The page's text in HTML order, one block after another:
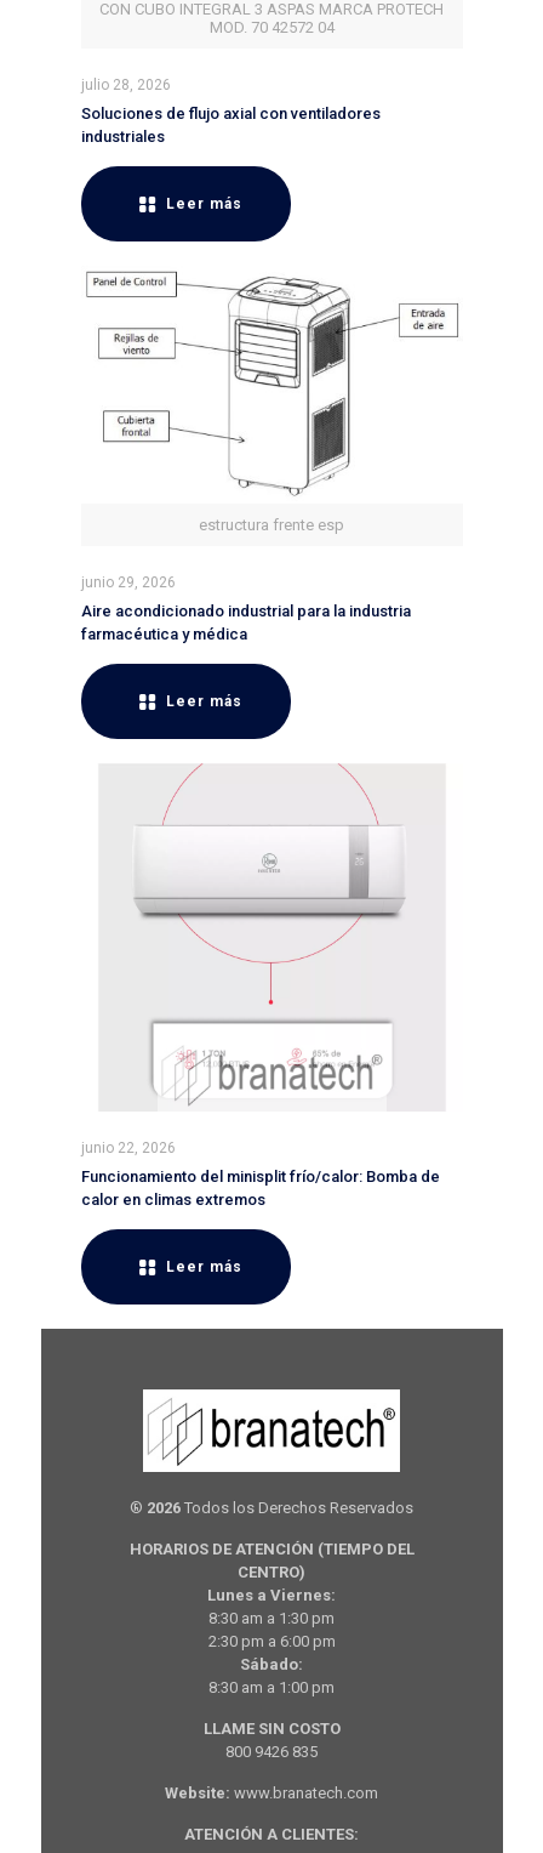
CON CUBO INTEGRAL 3 ASPAS MARCA PROTECH
MOD. 70 42572 04
julio 28, 2026
Soluciones de flujo axial con ventiladores
industriales
Leer más
estructura frente esp
junio 29, 2026
Aire acondicionado industrial para la industria
farmacéutica y médica
Leer más
junio 22, 2026
Funcionamiento del minisplit frío/calor: Bomba de
calor en climas extremos
Leer más
® 2026 Todos los Derechos Reservados
HORARIOS DE ATENCIÓN (TIEMPO DEL
CENTRO)
Lunes a Viernes:
8:30 am a 1:30 pm
2:30 pm a 6:00 pm
Sábado:
8:30 am a 1:00 pm
LLAME SIN COSTO
800 9426 835
Website: www.branatech.com
ATENCIÓN A CLIENTES: